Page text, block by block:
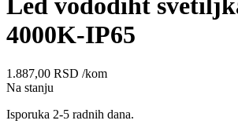
Led vododiht
4000K-IP65
1.887,00 RSD /kom
Na stanju
Isporuka 2-5 radnih dana.